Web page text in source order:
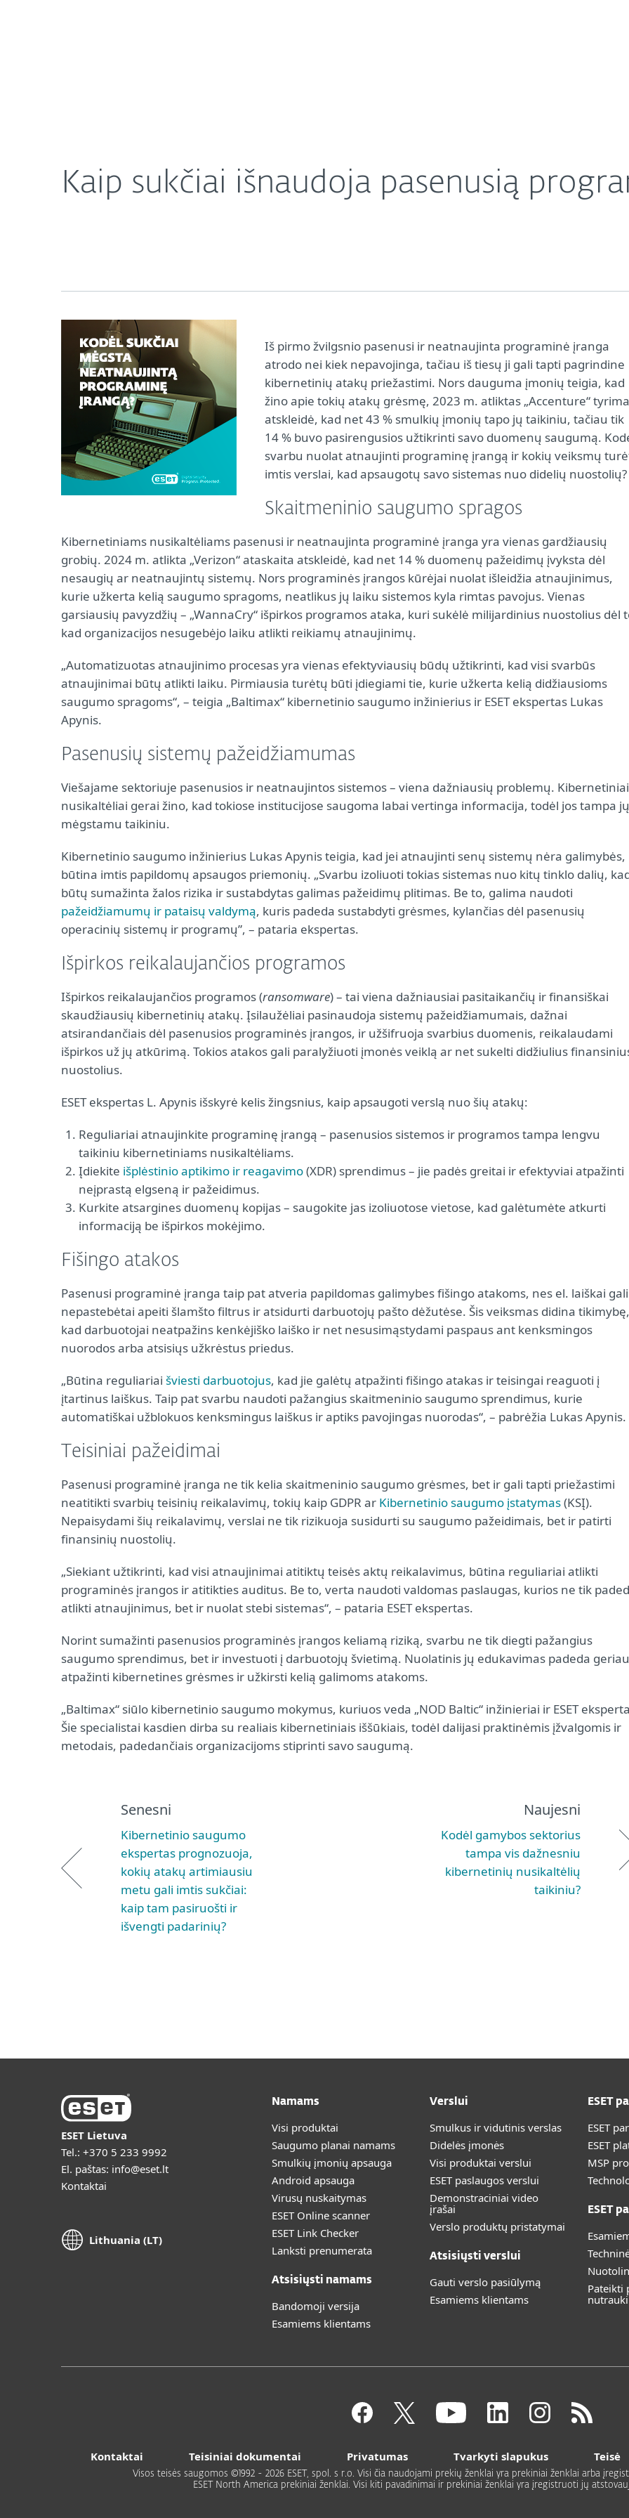
Kaip sukčiai išnaudoja pasenusią
Iš pirmo žvilgsnio pasenusi ir neatnaujinta programinė įranga
atrodo nei kiek nepavojinga, tačiau iš tiesų ji gali tapti pagrindine
kibernetinių atakų priežastimi. Nors dauguma įmonių teigia, kad
žino apie tokių atakų grėsmę, 2023 m. atliktas „Accenture“
atskleidė, kad net 43 % smulkių įmonių tapo jų taikiniu, tačiau tik
14 % buvo pasirengusios užtikrinti savo duomenų saugumą.
svarbu nuolat atnaujinti programinę įrangą ir kokių veiksmų
imtis verslai, kad apsaugotų savo sistemas nuo didelių nuostolių?
Skaitmeninio saugumo spragos
Kibernetiniams nusikaltėliams pasenusi ir neatnaujinta programinė įranga yra vienas gardžiausių
grobių. 2024 m. atlikta „Verizon“ ataskaita atskleidė, kad net 14 % duomenų pažeidimų įvyksta dėl
nesaugių ar neatnaujintų sistemų. Nors programinės įrangos kūrėjai nuolat išleidžia atnaujinimus,
kurie užkerta kelią saugumo spragoms, neatlikus jų laiku sistemos kyla rimtas pavojus. Vienas
garsiausių pavyzdžių – „WannaCry“ išpirkos programos ataka, kuri sukėlė milijardinius nuostolius dėl
kad organizacijos nesugebėjo laiku atlikti reikiamų atnaujinimų.
„Automatizuotas atnaujinimo procesas yra vienas efektyviausių būdų užtikrinti, kad visi svarbūs
atnaujinimai būtų atlikti laiku. Pirmiausia turėtų būti įdiegiami tie, kurie užkerta kelią didžiausioms
saugumo spragoms“, – teigia „Baltimax“ kibernetinio saugumo inžinierius ir ESET ekspertas Lukas
Apynis.
Pasenusių sistemų pažeidžiamumas
Viešajame sektoriuje pasenusios ir neatnaujintos sistemos – viena dažniausių problemų. Kibernetiniai
nusikaltėliai gerai žino, kad tokiose institucijose saugoma labai vertinga informacija, todėl jos tampa jų
mėgstamu taikiniu.
Kibernetinio saugumo inžinierius Lukas Apynis teigia, kad jei atnaujinti senų sistemų nėra galimybės,
būtina imtis papildomų apsaugos priemonių. „Svarbu izoliuoti tokias sistemas nuo kitų tinklo dalių,
būtų sumažinta žalos rizika ir sustabdytas galimas pažeidimų plitimas. Be to, galima naudoti
pažeidžiamumų ir pataisų valdymą, kuris padeda sustabdyti grėsmes, kylančias dėl pasenusių
operacinių sistemų ir programų”, – pataria ekspertas.
Išpirkos reikalaujančios programos
Išpirkos reikalaujančios programos (ransomware) – tai viena dažniausiai pasitaikančių ir finansiškai
skaudžiausių kibernetinių atakų. Įsilaužėliai pasinaudoja sistemų pažeidžiamumais, dažnai
atsirandančiais dėl pasenusios programinės įrangos, ir užšifruoja svarbius duomenis, reikalaudami
išpirkos už jų atkūrimą. Tokios atakos gali paralyžiuoti įmonės veiklą ar net sukelti didžiulius
nuostolius.
ESET ekspertas L. Apynis išskyrė kelis žingsnius, kaip apsaugoti verslą nuo šių atakų:
Reguliariai atnaujinkite programinę įrangą – pasenusios sistemos ir programos tampa lengvu
taikiniu kibernetiniams nusikaltėliams.
Įdiekite išplėstinio aptikimo ir reagavimo(XDR) sprendimus – jie padės greitai ir efektyviai atpažinti
neįprastą elgseną ir pažeidimus.
Kurkite atsargines duomenų kopijas – saugokite jas izoliuotose vietose, kad galėtumėte atkurti
informaciją be išpirkos mokėjimo.
Fišingo atakos
Pasenusi programinė įranga taip pat atveria papildomas galimybes fišingo atakoms, nes el. laiškai gali
nepastebėtai apeiti šlamšto filtrus ir atsidurti darbuotojų pašto dėžutėse. Šis veiksmas didina tikimybę,
kad darbuotojai neatpažins kenkėjiško laiško ir net nesusimąstydami paspaus ant kenksmingos
nuorodos arba atsisiųs užkrėstus priedus.
„Būtina reguliariai šviesti darbuotojus, kad jie galėtų atpažinti fišingo atakas ir teisingai reaguoti į
įtartinus laiškus. Taip pat svarbu naudoti pažangius skaitmeninio saugumo sprendimus, kurie
automatiškai užblokuos kenksmingus laiškus ir aptiks pavojingas nuorodas“, – pabrėžia Lukas Apynis.
Teisiniai pažeidimai
Pasenusi programinė įranga ne tik kelia skaitmeninio saugumo grėsmes, bet ir gali tapti priežastimi
neatitikti svarbių teisinių reikalavimų, tokių kaip GDPR ar Kibernetinio saugumo įstatymas(KSĮ).
Nepaisydami šių reikalavimų, verslai ne tik rizikuoja susidurti su saugumo pažeidimais, bet ir patirti
finansinių nuostolių.
„Siekiant užtikrinti, kad visi atnaujinimai atitiktų teisės aktų reikalavimus, būtina reguliariai atlikti
programinės įrangos ir atitikties auditus. Be to, verta naudoti valdomas paslaugas, kurios ne tik
atlikti atnaujinimus, bet ir nuolat stebi sistemas“, – pataria ESET ekspertas.
Norint sumažinti pasenusios programinės įrangos keliamą riziką, svarbu ne tik diegti pažangius
saugumo sprendimus, bet ir investuoti į darbuotojų švietimą. Nuolatinis jų edukavimas padeda geriau
atpažinti kibernetines grėsmes ir užkirsti kelią galimoms atakoms.
„Baltimax“ siūlo kibernetinio saugumo mokymus, kuriuos veda „NOD Baltic“ inžinieriai ir ESET
Šie specialistai kasdien dirba su realiais kibernetiniais iššūkiais, todėl dalijasi praktinėmis įžvalgomis ir
metodais, padedančiais organizacijoms stiprinti savo saugumą.
Senesni
Kibernetinio saugumo
ekspertas prognozuoja,
kokių atakų artimiausiu
metu gali imtis sukčiai:
kaip tam pasiruošti ir
išvengti padarinių?
Naujesni
Kodėl gamybos sektorius
tampa vis dažnesniu
kibernetinių nusikaltėlių
taikiniu?
ESET Lietuva
Tel.: +370 5 233 9992
El. paštas: info@eset.lt
Kontaktai
Lithuania (LT)
Namams
Visi produktai
Saugumo planai namams
Smulkių įmonių apsauga
Android apsauga
Virusų nuskaitymas
ESET Online scanner
ESET Link Checker
Lanksti prenumerata
Atsisiųsti namams
Bandomoji versija
Esamiems klientams
Verslui
Smulkus ir vidutinis verslas
Didelės įmonės
Visi produktai verslui
ESET paslaugos verslui
Demonstraciniai video
įrašai
Verslo produktų pristatymai
Atsisiųsti verslui
Gauti verslo pasiūlymą
Esamiems klientams
ESET
ESET
ESET
MSP
ESET
Pateikti
Kontaktai Teisiniai dokumentai Privatumas Tvarkyti slapukus Teisė
Visos teisės saugomos ©1992 - 2026 ESET, spol. s r.o. Visi čia naudojami prekių ženklai yra prekiniai ženklai arba
ESET North America prekiniai ženklai. Visi kiti pavadinimai ir prekiniai ženklai yra įregistruoti jų